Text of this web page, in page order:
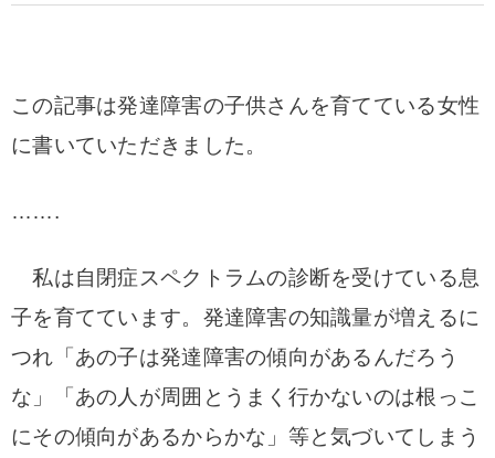
この記事は発達障害の子供さんを育てている女性
に書いていただきました。
…….
私は自閉症スペクトラムの診断を受けている息
子を育てています。発達障害の知識量が増えるに
つれ「あの子は発達障害の傾向があるんだろう
な」「あの人が周囲とうまく行かないのは根っこ
にその傾向があるからかな」等と気づいてしまう